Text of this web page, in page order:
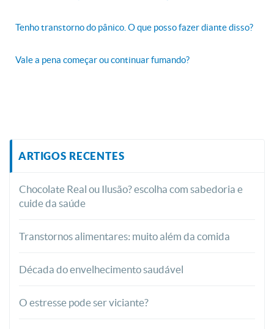
Tenho transtorno do pânico. O que posso fazer diante disso?
Vale a pena começar ou continuar fumando?
ARTIGOS RECENTES
Chocolate Real ou Ilusão? escolha com sabedoria e
cuide da saúde
Transtornos alimentares: muito além da comida
Década do envelhecimento saudável
O estresse pode ser viciante?